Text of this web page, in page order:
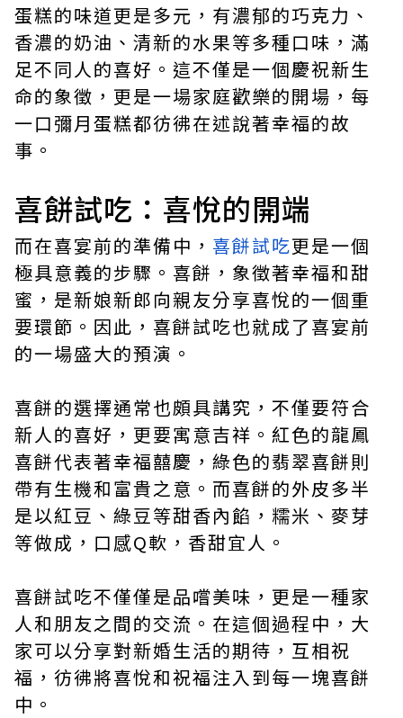
蛋糕的味道更是多元，有濃郁的巧克力、
香濃的奶油、清新的水果等多種口味，滿
足不同人的喜好。這不僅是一個慶祝新生
命的象徵，更是一場家庭歡樂的開場，每
一口彌月蛋糕都彷彿在述說著幸福的故
事。
喜餅試吃：喜悅的開端
而在喜宴前的準備中， 喜餅試吃更是一個
極具意義的步驟。喜餅，象徵著幸福和甜
蜜，是新娘新郎向親友分享喜悅的一個重
要環節。因此，喜餅試吃也就成了喜宴前
的一場盛大的預演。
喜餅的選擇通常也頗具講究，不僅要符合
新人的喜好，更要寓意吉祥。紅色的龍鳳
喜餅代表著幸福囍慶，綠色的翡翠喜餅則
帶有生機和富貴之意。而喜餅的外皮多半
是以紅豆、綠豆等甜香內餡，糯米、麥芽
等做成，口感Q軟，香甜宜人。
喜餅試吃不僅僅是品嚐美味，更是一種家
人和朋友之間的交流。在這個過程中，大
家可以分享對新婚生活的期待，互相祝
福，彷彿將喜悅和祝福注入到每一塊喜餅
中。